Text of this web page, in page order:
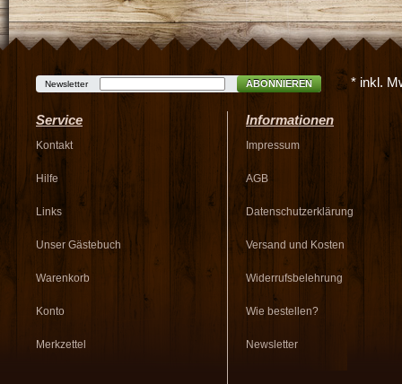
Newsletter ABONNIEREN * inkl.
Service
Kontakt
Hilfe
Links
Unser Gästebuch
Warenkorb
Konto
Merkzettel
Informationen
Impressum
AGB
Datenschutzerklärung
Versand und Kosten
Widerrufsbelehrung
Wie bestellen?
Newsletter